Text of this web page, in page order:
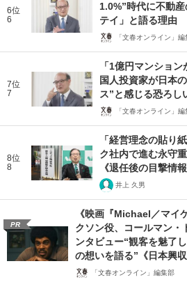
6位
6
1.0%”時代に不動
テイ」と語る理由
「文春オンライン」編
7位
7
「1億円マンショ
国人投資家が日本
ス”と感じる恐ろし
「文春オンライン」編
8位
8
「経営理念の貼り
ク社内で進む永守
《退任後の目撃情報
井上 久男
PR
《映画『Michael／マイ
クソン役、コールマン・
ンタビュー“観客を魅了
の想いを語る”《日本興
「文春オンライン」編集部